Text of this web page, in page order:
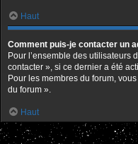
Haut
Comment puis-je contacter un
Pour l’ensemble des utilisateurs
contacter », si ce dernier a été
Pour les membres du forum,
du forum ».
Haut